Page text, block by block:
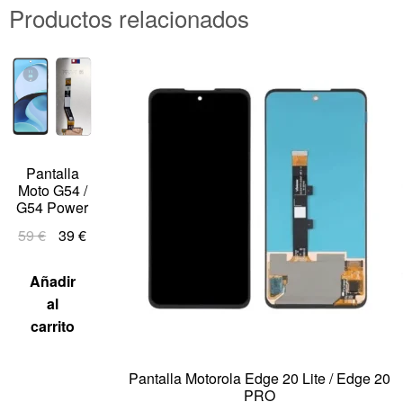
Productos relacionados
Pantalla
Moto G54 /
G54 Power
59€ 39€
Añadir
al
carrito
Pantalla Motorola Edge 20 Lite / Edge 20
PRO